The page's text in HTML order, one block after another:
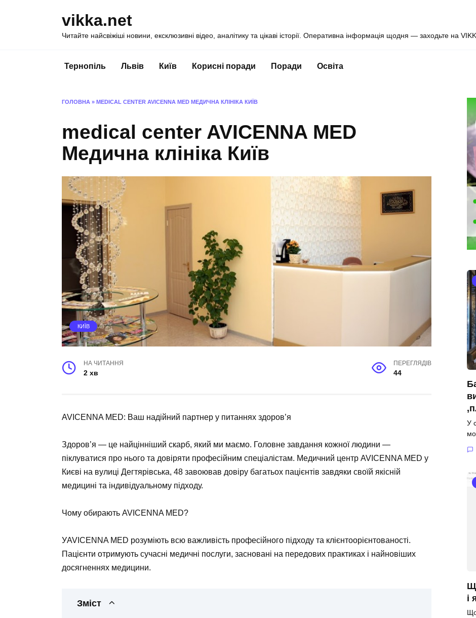
vikka.net
Читайте найсвіжіші новини, ексклюзивні відео, аналітику та цікаві історії. Оперативна інформація щодня — заходьте на
Тернопіль Львів Київ Корисні поради Поради Освіта
ГОЛОВНА » MEDICAL CENTER AVICENNA MED МЕДИЧНА КЛІНІКА КИЇВ
medical center AVICENNA MED
Медична клініка Київ
КИЇВ
НА ЧИТАННЯ
2 хв
ПЕРЕГЛЯДІВ
44
AVICENNA MED: Ваш надійний партнер у питаннях здоров’я
Здоров’я — це найцінніший скарб, який ми маємо. Головне завдання кожної людини —
піклуватися про нього та довіряти професійним спеціалістам. Медичний центр AVICENNA MED у
Києві на вулиці Дегтярівська, 48 завоював довіру багатьох пацієнтів завдяки своїй якісній
медицині та індивідуальному підходу.
Чому обирають AVICENNA MED?
УAVICENNA MED розуміють всю важливість професійного підходу та клієнтоорієнтованості.
Пацієнти отримують сучасні медичні послуги, засновані на передових практиках і найновіших
досягненнях медицини.
Зміст
У
і